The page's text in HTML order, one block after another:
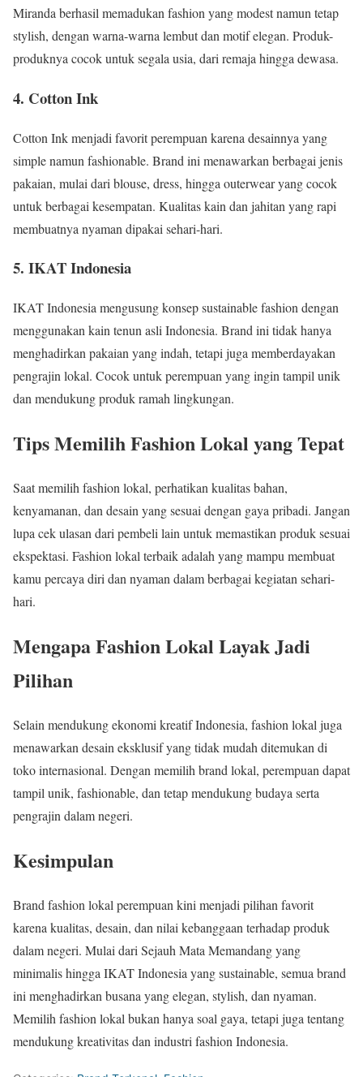
Miranda berhasil memadukan fashion yang modest namun tetap
stylish, dengan warna-warna lembut dan motif elegan. Produk-
produknya cocok untuk segala usia, dari remaja hingga dewasa.
4. Cotton Ink
Cotton Ink menjadi favorit perempuan karena desainnya yang
simple namun fashionable. Brand ini menawarkan berbagai jenis
pakaian, mulai dari blouse, dress, hingga outerwear yang cocok
untuk berbagai kesempatan. Kualitas kain dan jahitan yang rapi
membuatnya nyaman dipakai sehari-hari.
5. IKAT Indonesia
IKAT Indonesia mengusung konsep sustainable fashion dengan
menggunakan kain tenun asli Indonesia. Brand ini tidak hanya
menghadirkan pakaian yang indah, tetapi juga memberdayakan
pengrajin lokal. Cocok untuk perempuan yang ingin tampil unik
dan mendukung produk ramah lingkungan.
Tips Memilih Fashion Lokal yang Tepat
Saat memilih fashion lokal, perhatikan kualitas bahan,
kenyamanan, dan desain yang sesuai dengan gaya pribadi. Jangan
lupa cek ulasan dari pembeli lain untuk memastikan produk sesuai
ekspektasi. Fashion lokal terbaik adalah yang mampu membuat
kamu percaya diri dan nyaman dalam berbagai kegiatan sehari-
hari.
Mengapa Fashion Lokal Layak Jadi
Pilihan
Selain mendukung ekonomi kreatif Indonesia, fashion lokal juga
menawarkan desain eksklusif yang tidak mudah ditemukan di
toko internasional. Dengan memilih brand lokal, perempuan dapat
tampil unik, fashionable, dan tetap mendukung budaya serta
pengrajin dalam negeri.
Kesimpulan
Brand fashion lokal perempuan kini menjadi pilihan favorit
karena kualitas, desain, dan nilai kebanggaan terhadap produk
dalam negeri. Mulai dari Sejauh Mata Memandang yang
minimalis hingga IKAT Indonesia yang sustainable, semua brand
ini menghadirkan busana yang elegan, stylish, dan nyaman.
Memilih fashion lokal bukan hanya soal gaya, tetapi juga tentang
mendukung kreativitas dan industri fashion Indonesia.